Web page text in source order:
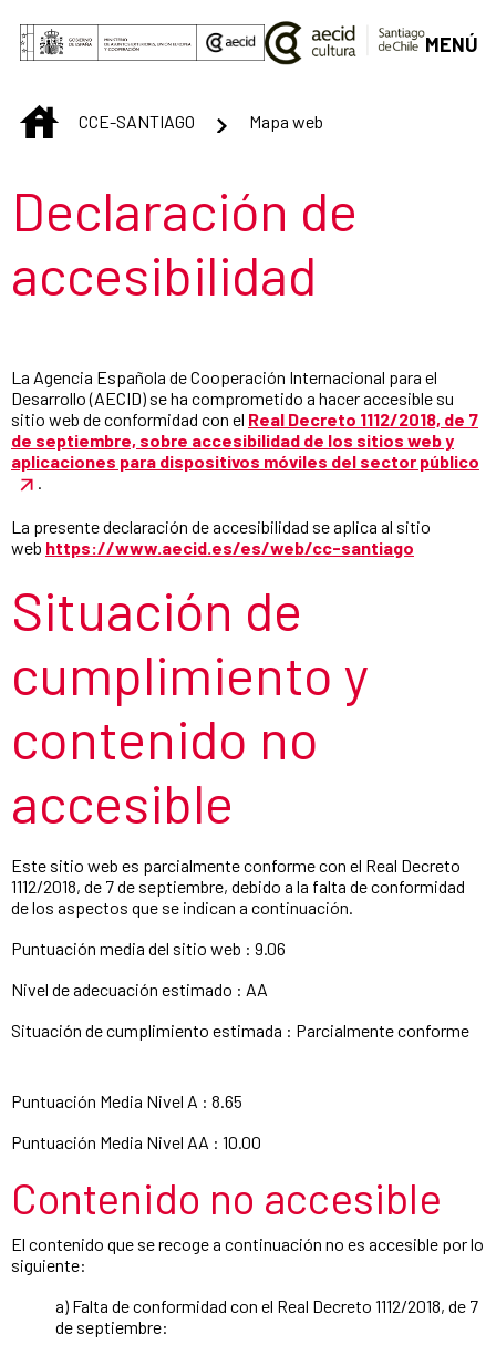
Saltar al contenido principal
MENÚ
INICIOCCE-SANTIAGO Mapa web
Título de la sección
Declaración de
accesibilidad
La Agencia Española de Cooperación Internacional para el
Desarrollo (AECID) se ha comprometido a hacer accesible su
sitio web de conformidad con el Real Decreto 1112/2018, de 7
de septiembre, sobre accesibilidad de los sitios web y
aplicaciones para dispositivos móviles del sector público
La presente declaración de accesibilidad se aplica al sitio
web https://www.aecid.es/es/web/cc-santiago
Situación de
cumplimiento y
contenido no
accesible
Este sitio web es parcialmente conforme con el Real Decreto
1112/2018, de 7 de septiembre, debido a la falta de conformidad
de los aspectos que se indican a continuación.
Puntuación media del sitio web : 9.06
Nivel de adecuación estimado : AA
Situación de cumplimiento estimada : Parcialmente conforme
Puntuación Media Nivel A : 8.65
Puntuación Media Nivel AA : 10.00
Contenido no accesible
El contenido que se recoge a continuación no es accesible por lo
siguiente:
a) Falta de conformidad con el Real Decreto 1112/2018, de 7
de septiembre: